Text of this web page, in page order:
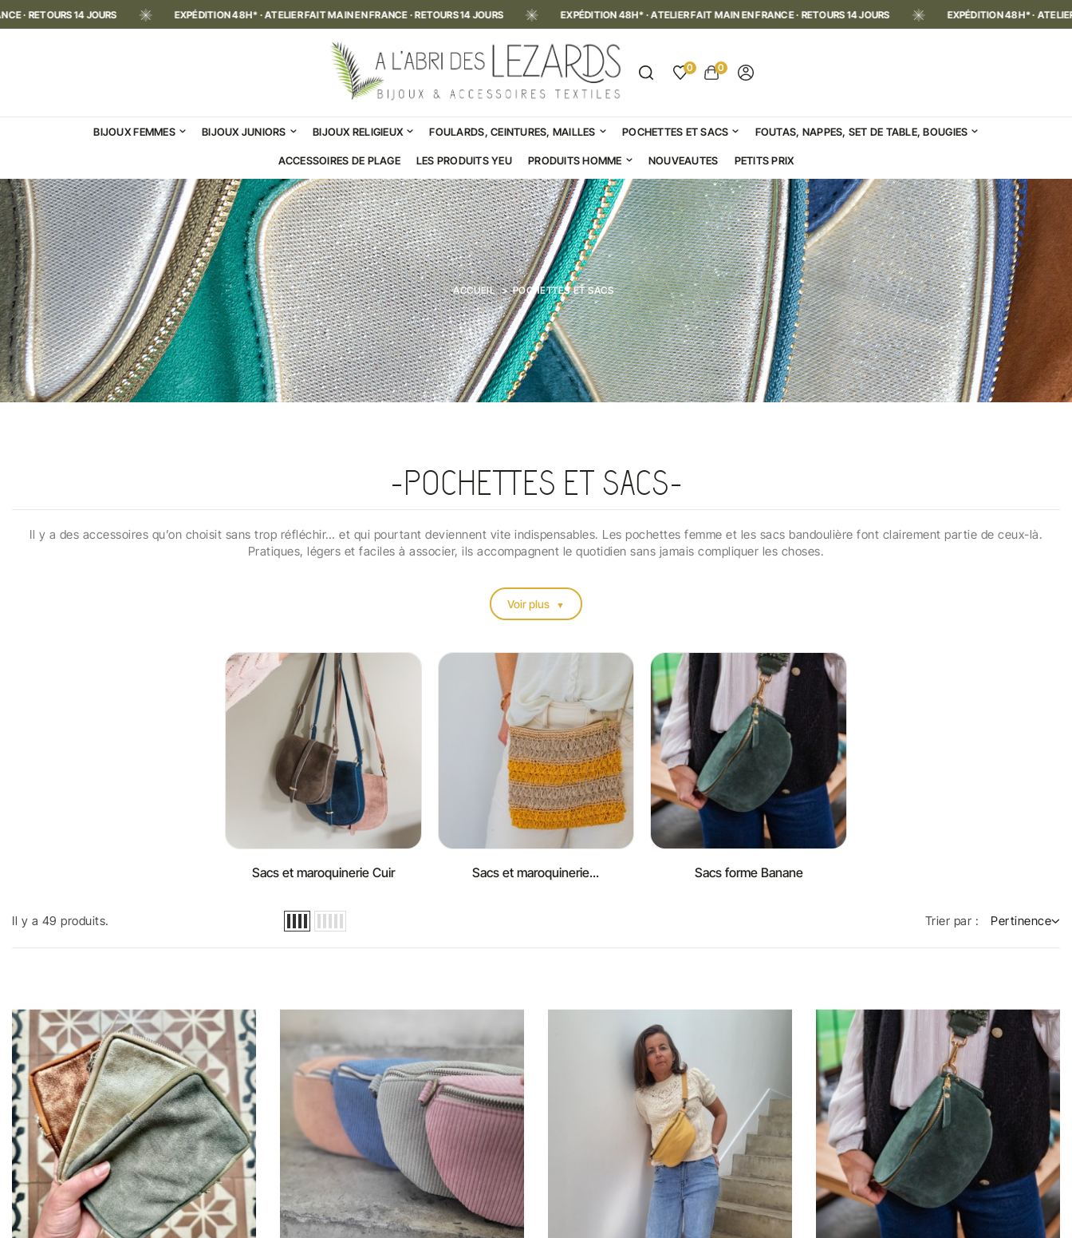
48H* · ATELIER FAIT MAIN EN FRANCE · RETOURS 14 JOURS EXPÉDITION 48H* · ATELIER FAIT MAIN EN FRANCE · RETOURS 14 JOURS EXPÉDITION 48H* · ATELIER FAIT MAIN EN FRANCE · RETOURS 14
0 0
BIJOUX FEMMES BIJOUX JUNIORS BIJOUX RELIGIEUX FOULARDS, CEINTURES, MAILLES POCHETTES ET SACS FOUTAS, NAPPES, SET DE TABLE, BOUGIES
ACCESSOIRES DE PLAGE LES PRODUITS YEU PRODUITS HOMME NOUVEAUTES PETITS PRIX
ACCUEIL POCHETTES ET SACS
POCHETTES ET SACS
Il y a des accessoires qu’on choisit sans trop réfléchir… et qui pourtant deviennent vite indispensables. Les pochettes femme et les sacs bandoulière font clairement partie de ceux-là.
Pratiques, légers et faciles à associer, ils accompagnent le quotidien sans jamais compliquer les choses.
Voir plus
Sacs et maroquinerie Cuir Sacs et maroquinerie... Sacs forme Banane
Il y a 49 produits. Trier par : Pertinence